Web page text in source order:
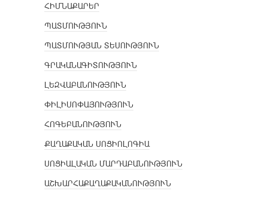
ՀԻՄՆԱՔԱՐԵՐ
ՊԱՏՄՈՒԹՅՈՒՆ
ՊԱՏՄՈՒԹՅԱՆ ՏԵՍՈՒԹՅՈՒՆ
ԳՐԱԿԱՆԱԳԻՏՈՒԹՅՈՒՆ
ԼԵԶՎԱԲԱՆՈՒԹՅՈՒՆ
ՓԻԼԻՍՈՓԱՅՈՒԹՅՈՒՆ
ՀՈԳԵԲԱՆՈՒԹՅՈՒՆ
ՔԱՂԱՔԱԿԱՆ ՍՈՑԻՈԼՈԳԻԱ
ՍՈՑԻԱԼԱԿԱՆ ՄԱՐԴԱԲԱՆՈՒԹՅՈՒՆ
ԱՇԽԱՐՀԱՔԱՂԱՔԱԿԱՆՈՒԹՅՈՒՆ